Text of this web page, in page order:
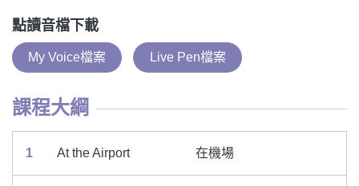
點讀音檔下載
My Voice檔案 Live Pen檔案
課程大綱
1 At the Airport 在機場